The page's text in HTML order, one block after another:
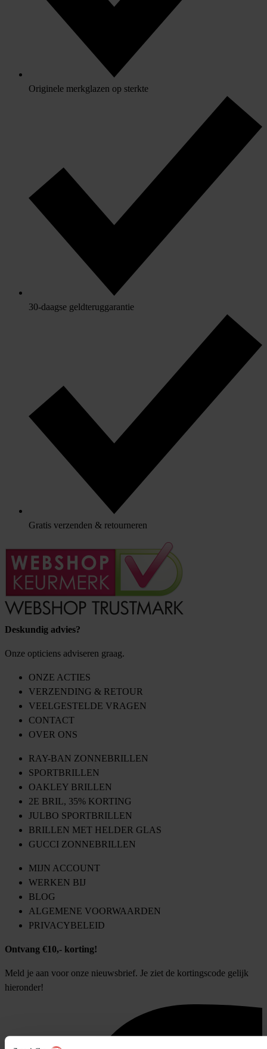
Originele merkglazen op sterkte
30-daagse geldteruggarantie
Gratis verzenden & retourneren
Deskundig advies?
Onze opticiens adviseren graag.
ONZE ACTIES
VERZENDING & RETOUR
VEELGESTELDE VRAGEN
CONTACT
OVER ONS
RAY-BAN ZONNEBRILLEN
SPORTBRILLEN
OAKLEY BRILLEN
2E BRIL, 35% KORTING
JULBO SPORTBRILLEN
BRILLEN MET HELDER GLAS
GUCCI ZONNEBRILLEN
MIJN ACCOUNT
WERKEN BIJ
BLOG
ALGEMENE VOORWAARDEN
PRIVACYBELEID
Ontvang €10,- korting!
Meld je aan voor onze nieuwsbrief. Je ziet de kortingscode gelijk
hieronder!